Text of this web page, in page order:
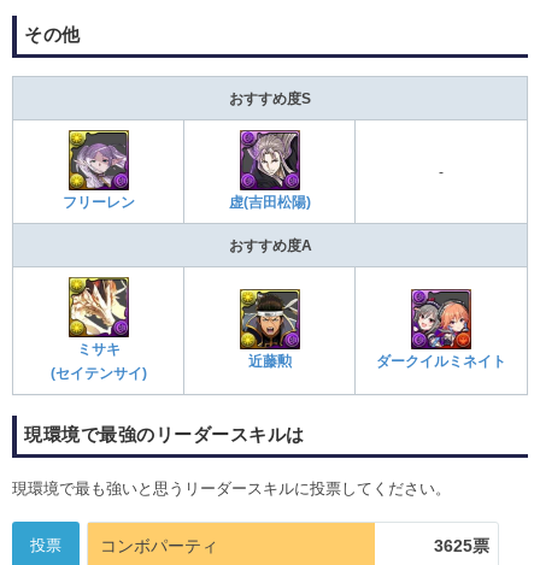
その他
おすすめ度S
フリーレン 虚(吉田松陽)
-
おすすめ度A
ミサキ
(セイテンサイ)
近藤勲 ダークイルミネイト
現環境で最強のリーダースキルは
現環境で最も強いと思うリーダースキルに投票してください。
投票 コンボパーティ 3625票